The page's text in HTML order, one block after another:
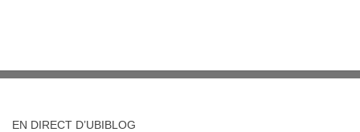
EN DIRECT D’UBIBLOG